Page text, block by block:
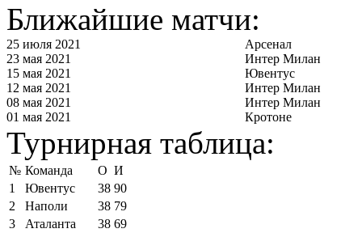
Ближайшие матчи:
25 июля 2021
Арсенал
23 мая 2021
Интер Милан
15 мая 2021
Ювентус
12 мая 2021
Интер Милан
08 мая 2021
Интер Милан
01 мая 2021
Кротоне
Турнирная таблица:
№ Команда О И
1
Ювентус 38 90
2
Наполи 38 79
3
Аталанта 38 69